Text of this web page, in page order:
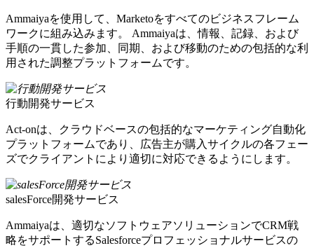
Ammaiyaを使用して、Marketoをすべてのビジネスフレーム
ワークに組み込みます。 Ammaiyaは、情報、記録、および
手順の一貫した参加、同期、および移動のための包括的な利
用された調整プラットフォームです。
行動開発サービス
Act-onは、クラウドベースの包括的なマーケティング自動化
プラットフォームであり、広告主が購入サイクルの各フェー
ズでクライアントにより適切に対応できるようにします。
salesForce開発サービス
Ammaiyaは、適切なソフトウェアソリューションでCRM戦
略をサポートするSalesforceプロフェッショナルサービスの